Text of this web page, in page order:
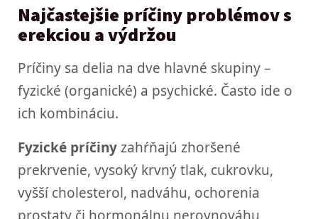
Najčastejšie príčiny problémov s
erekciou a výdržou
Príčiny sa delia na dve hlavné skupiny –
fyzické (organické) a psychické. Často ide o
ich kombináciu.
Fyzické príčinyzahŕňajú zhoršené
prekrvenie, vysoký krvný tlak, cukrovku,
vyšší cholesterol, nadváhu, ochorenia